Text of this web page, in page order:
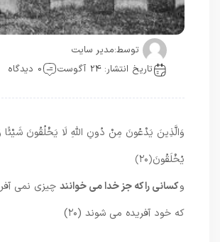
توسط:مدیر سایت
تاریخ انتشار: 24 آگوست
0 دیدگاه
وَالَّذِينَ يَدْعُونَ مِنْ دُونِ اللَّهِ لَا يَخْلُقُونَ شَيْئًا
يُخْلَقُونَ﴿۲۰﴾
وكسانى را كه جز خدا مى‏ خوانند چيزى نمى
كه خود آفريده مى شوند (۲۰)